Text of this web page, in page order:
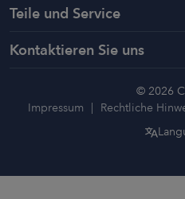
Teile und Service
Kontaktieren Sie uns
© 2026
Impressum
Rechtliche